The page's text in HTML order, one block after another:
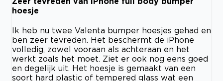
hoesje
Ik heb nu twee Valenta bumper hoesjes gehad en
ben zeer tevreden. Het beschermt de iPhone
volledig, zowel vooraan als achteraan en het
werkt zoals het moet. Ziet er ook nog eens goed
en degelijk uit. Het hoesje is gemaakt van een
soort hard plastic of tempered glass wat een